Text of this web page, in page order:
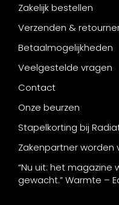
Zakelijk bestellen
Verzenden &
Betaalmogelijkheden
Veelgestelde vragen
Contact
Onze beurzen
Stapelkorting bij
Zakenpartner worden
“Nu uit: het
gewacht.” Warmte –